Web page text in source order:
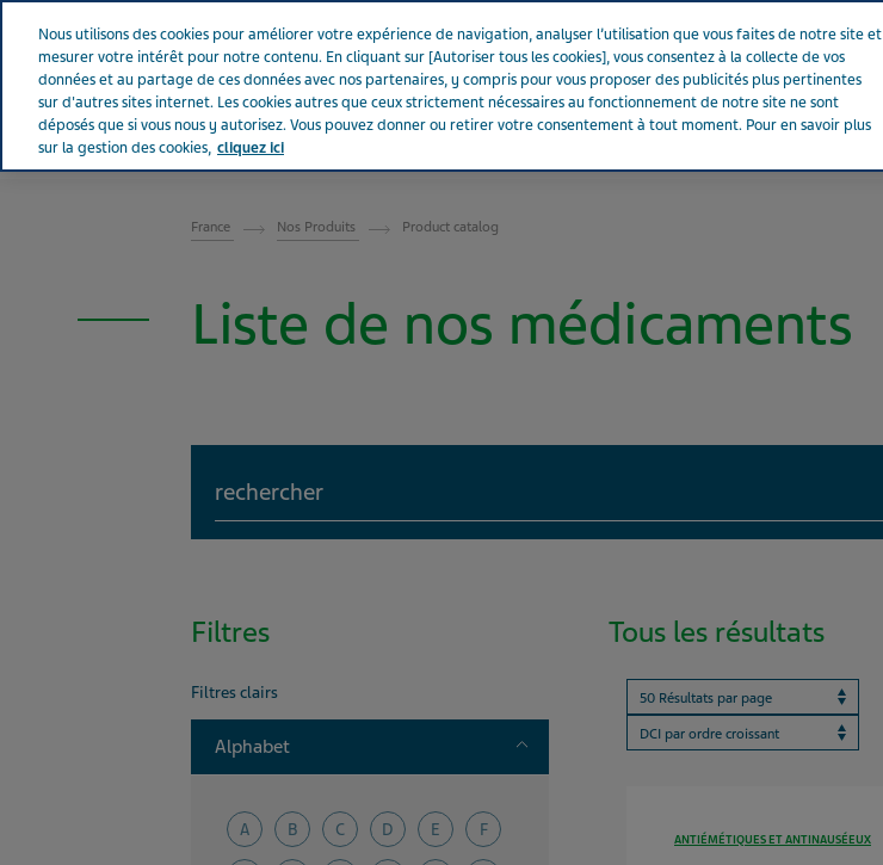
Aller sur Tevapharm
FRANCE
France Nos Produits Product catalog
Liste de nos médicaments
Search
Filtres
Filtres clairs
Alphabet Toggle
A B C D E F
Tous les résultats
Results per page
ProductBrandName
ANTIÉMÉTIQUES ET ANTINAUSÉEUX
Nous utilisons des cookies pour améliorer votre expérience de navigation, analyser l’utilisation que vous faites de notre site et
mesurer votre intérêt pour notre contenu. En cliquant sur [Autoriser tous les cookies], vous consentez à la collecte de vos
données et au partage de ces données avec nos partenaires, y compris pour vous proposer des publicités plus pertinentes
sur d'autres sites internet. Les cookies autres que ceux strictement nécessaires au fonctionnement de notre site ne sont
déposés que si vous nous y autorisez. Vous pouvez donner ou retirer votre consentement à tout moment. Pour en savoir plus
sur la gestion des cookies, cliquez ici